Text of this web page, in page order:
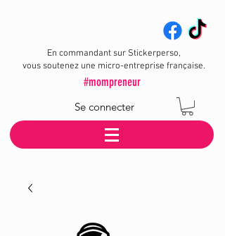
En commandant sur Stickerperso,
vous soutenez une micro-entreprise française.
#mompreneur
Se connecter